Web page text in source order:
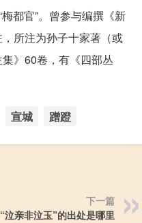
都官”。曾参与编撰《新
所注为孙子十家著（或
》60卷，有《四部丛
宣城 蹭蹬
下一篇
“泣亲非泣玉”的出处是哪里